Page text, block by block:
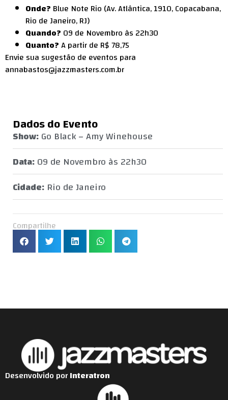
Onde? Blue Note Rio (Av. Atlântica, 1910, Copacabana,
Rio de Janeiro, RJ)
Quando? 09 de Novembro às 22h30
Quanto?A partir de R$ 78,75
Envie sua sugestão de eventos para
annabastos@jazzmasters.com.br
Dados do Evento
Show:Go Black – Amy Winehouse
Data:09 de Novembro às 22h30
Cidade: Rio de Janeiro
Compartilhe
Desenvolvido porInteratron